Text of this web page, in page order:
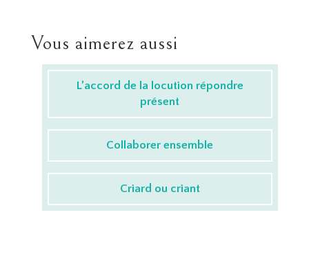
Vous aimerez aussi
L’accord de la locution répondre
présent
Collaborer ensemble
Criard ou criant